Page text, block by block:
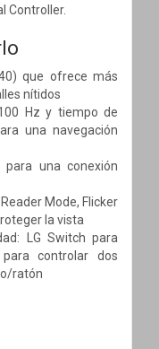
Controller.
que ofrece más
nítidos
Hz y tiempo de
una navegación
una conexión
Mode, Flicker
la vista
LG Switch para
controlar dos
ratón